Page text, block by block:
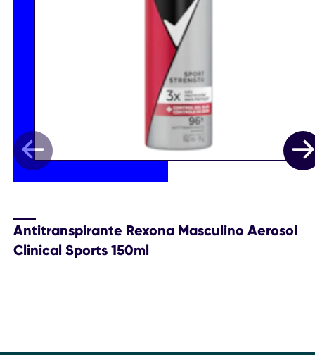
Antitranspirante Rexona Masculino Aerosol
Clinical Sports 150ml